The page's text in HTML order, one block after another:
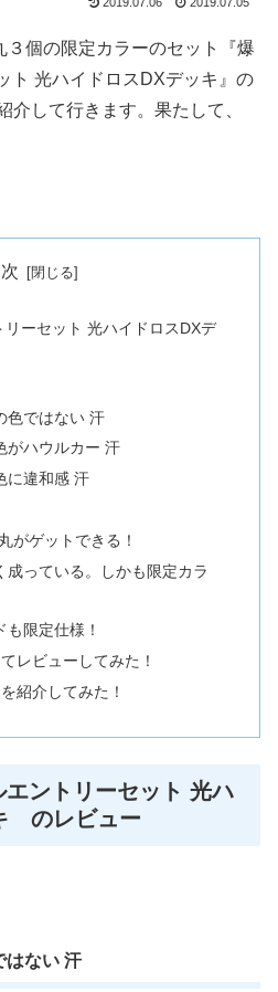
個の限定カラーのセット『爆
ト 光ハイドロスDXデッキ』の
介して行きます。果たして、
ーセット 光ハイドロスDXデ
色ではない 汗
がハウルカー 汗
に違和感 汗
がゲットできる！
成っている。しかも限定カラ
限定仕様！
レビューしてみた！
紹介してみた！
ントリーセット 光ハ
のレビュー
はない 汗